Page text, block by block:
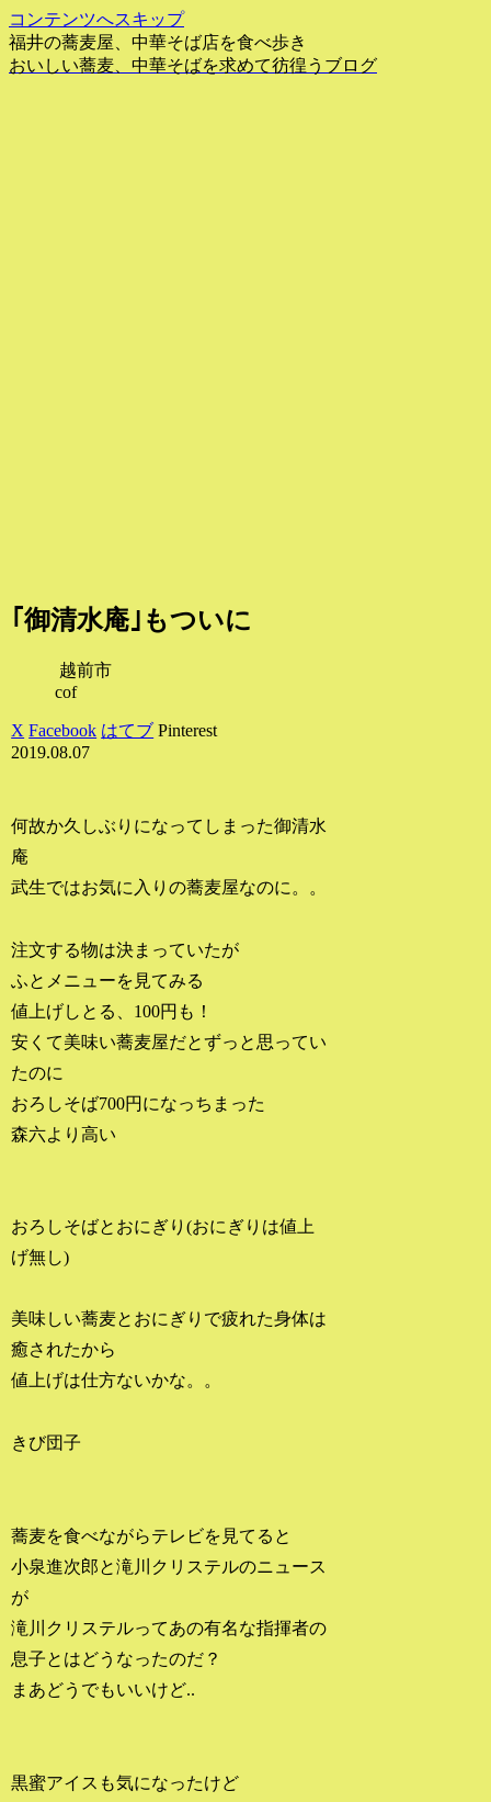
コンテンツへスキップ
福井の蕎麦屋、中華そば店を食べ歩き
おいしい蕎麦、中華そばを求めて彷徨うブログ
｢御清水庵｣もついに
越前市
cof
X Facebook はてブ Pinterest
2019.08.07
何故か久しぶりになってしまった御清水
庵
武生ではお気に入りの蕎麦屋なのに。。
注文する物は決まっていたが
ふとメニューを見てみる
値上げしとる、100円も！
安くて美味い蕎麦屋だとずっと思ってい
たのに
おろしそば700円になっちまった
森六より高い
おろしそばとおにぎり(おにぎりは値上
げ無し)
美味しい蕎麦とおにぎりで疲れた身体は
癒されたから
値上げは仕方ないかな。。
きび団子
蕎麦を食べながらテレビを見てると
小泉進次郎と滝川クリステルのニュース
が
滝川クリステルってあの有名な指揮者の
息子とはどうなったのだ？
まあどうでもいいけど..
黒蜜アイスも気になったけど